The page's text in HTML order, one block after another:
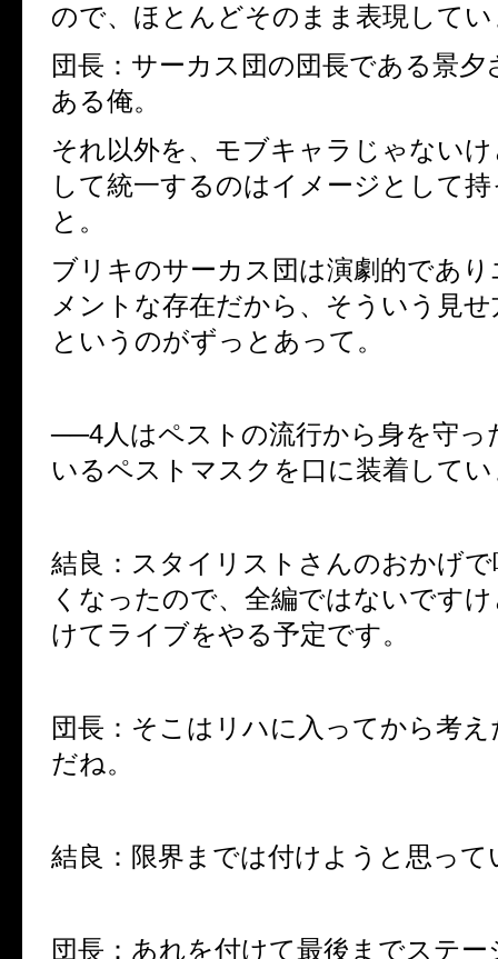
ので、ほとんどそのまま表現して
団長：サーカス団の団長である景夕
ある俺。
それ以外を、モブキャラじゃない
して統一するのはイメージとして
と。
ブリキのサーカス団は演劇的であ
メントな存在だから、そういう見
というのがずっとあって。
──4人はペストの流行から身を守っ
いるペストマスクを口に装着して
結良：スタイリストさんのおかげ
くなったので、全編ではないです
けてライブをやる予定です。
団長：そこはリハに入ってから考
だね。
結良：限界までは付けようと思って
団長：あれを付けて最後までステ